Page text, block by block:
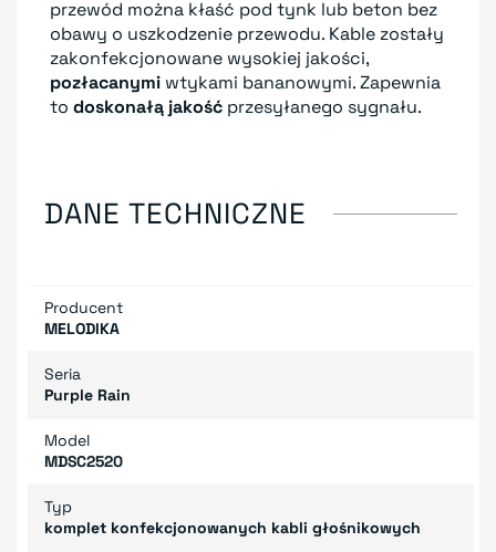
przewód można kłaść pod tynk lub beton bez
obawy o uszkodzenie przewodu. Kable zostały
zakonfekcjonowane wysokiej jakości,
pozłacanymi wtykami bananowymi. Zapewnia
to doskonałą jakość przesyłanego sygnału.
DANE TECHNICZNE
Producent
MELODIKA
Seria
Purple Rain
Model
MDSC2520
Typ
komplet konfekcjonowanych kabli głośnikowych